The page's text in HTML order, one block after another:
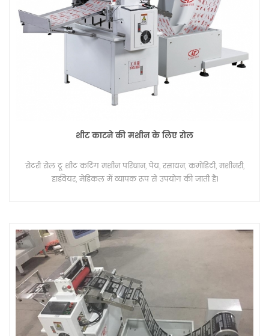
शीट काटने की मशीन के लिए रोल
रोटरी रोल टू शीट कटिंग मशीन परिधान, पेय, रसायन, कमोडिटी, मशीनरी,
हार्डवेयर, मेडिकल में व्यापक रूप से उपयोग की जाती है।